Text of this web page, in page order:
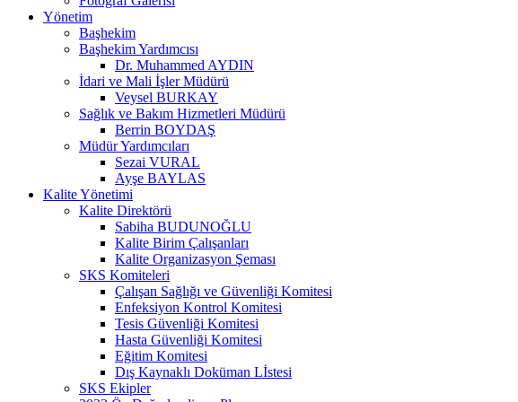
Yönetim
Başhekim
Başhekim Yardımcısı
Dr. Muhammed AYDIN
İdari ve Mali İşler Müdürü
Veysel BURKAY
Sağlık ve Bakım Hizmetleri Müdürü
Berrin BOYDAŞ
Müdür Yardımcıları
Sezai VURAL
Ayşe BAYLAS
Kalite Yönetimi
Kalite Direktörü
Sabiha BUDUNOĞLU
Kalite Birim Çalışanları
Kalite Organizasyon Şeması
SKS Komiteleri
Çalışan Sağlığı ve Güvenliği Komitesi
Enfeksiyon Kontrol Komitesi
Tesis Güvenliği Komitesi
Hasta Güvenliği Komitesi
Eğitim Komitesi
Dış Kaynaklı Doküman Lİstesi
SKS Ekipler